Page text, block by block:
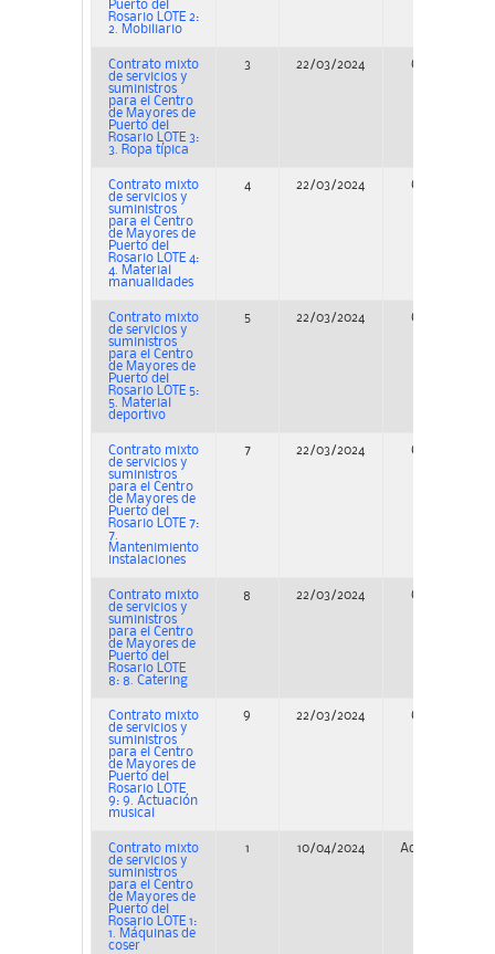
Puerto del
Rosario LOTE 2:
2. Mobiliario
Contrato mixto
de servicios y
suministros
para el Centro
de Mayores de
Puerto del
Rosario LOTE 3:
3. Ropa típica
3 22/03/2024 Concurso
Contrato mixto
de servicios y
suministros
para el Centro
de Mayores de
Puerto del
Rosario LOTE 4:
4. Material
manualidades
4 22/03/2024 Concurso
Contrato mixto
de servicios y
suministros
para el Centro
de Mayores de
Puerto del
Rosario LOTE 5:
5. Material
deportivo
5 22/03/2024 Concurso
Contrato mixto
de servicios y
suministros
para el Centro
de Mayores de
Puerto del
Rosario LOTE 7:
7.
Mantenimiento
instalaciones
7 22/03/2024 Concurso
Contrato mixto
de servicios y
suministros
para el Centro
de Mayores de
Puerto del
Rosario LOTE
8: 8. Catering
8 22/03/2024 Concurso
Contrato mixto
de servicios y
suministros
para el Centro
de Mayores de
Puerto del
Rosario LOTE
9: 9. Actuación
musical
9 22/03/2024 Concurso
Contrato mixto
de servicios y
suministros
para el Centro
de Mayores de
Puerto del
Rosario LOTE 1:
1. Máquinas de
coser
1 10/04/2024 Adjudicación